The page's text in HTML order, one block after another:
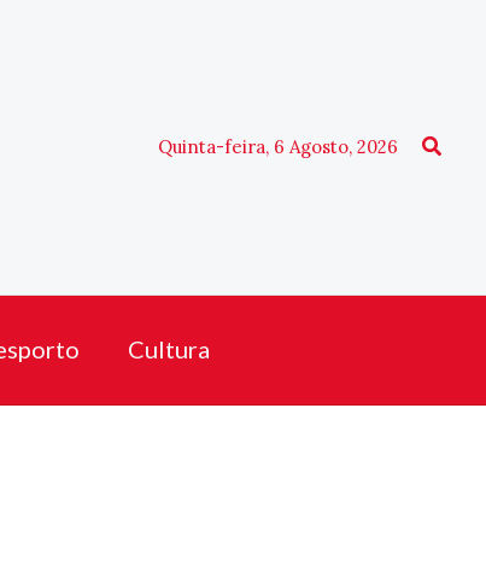
Quinta-feira, 6 Agosto, 2026
Cultura